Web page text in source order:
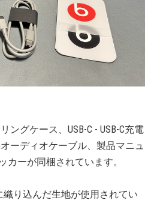
ングケース、USB-C - USB-C充電
オーディオケーブル、製品マニュ
カーが同梱されています。
り込んだ生地が使用されてい